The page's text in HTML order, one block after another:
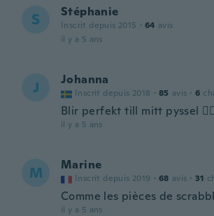
S Stéphanie
Inscrit depuis 2015 · 64 avis
il y a 5 ans
J Johanna
Inscrit depuis 2018 · 85 avis · 6
Blir perfekt till mitt pyssel 👌🏻
il y a 5 ans
M Marine
Inscrit depuis 2019 · 68 avis · 31
Comme les pièces de
il y a 5 ans